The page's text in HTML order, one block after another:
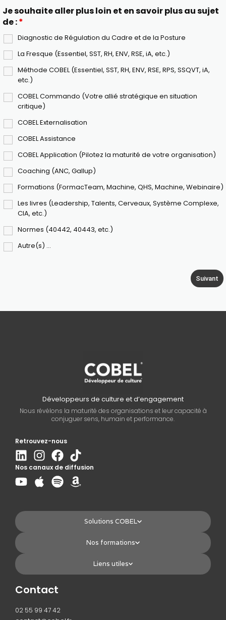
Je souhaite aller plus loin et en savoir plus au sujet
de :*
Diagnostic de Régulation du Cadre et de la Posture
La Fresque (Essentiel, SST, RH, ENV, RSE, iA, etc.)
Méthode COBEL (Essentiel, SST, RH, ENV, RSE, RPS, SSQVT, iA,
etc.)
COBEL Commando (Votre allié stratégique en situation
critique)
COBEL Externalisation
COBEL Assistance
COBEL Application (Pilotez la maturité de votre organisation)
Coaching (ANC, Gallup)
Formations (FormacTeam, Machine, QHS, Machine, Webinaire)
Les livres (Leadership, Talents, Cerveaux, Système Complexe,
CIA, etc.)
Normes (40442, 40443, etc.)
Autre(s) ...
Développeurs de culture et d’engagement
Nous révélons la maturité des organisations et leur capacité à
conjuguer sens, humain et performance.
Retrouvez-nous
Nos canaux de diffusion
Solutions COBEL
Nos formations
Liens utiles
Contact
02 55 99 47 42